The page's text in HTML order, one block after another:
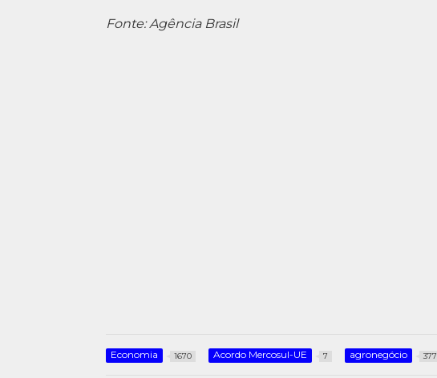
Fonte: Agência Brasil
Economia 1670 Acordo Mercosul-UE 7 agronegócio 377